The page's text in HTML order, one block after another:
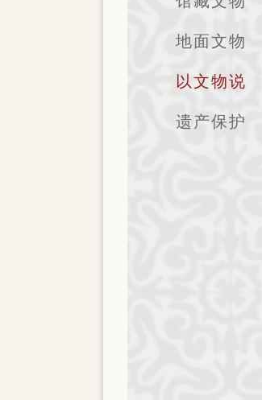
地面文物
以文物说
遗产保护